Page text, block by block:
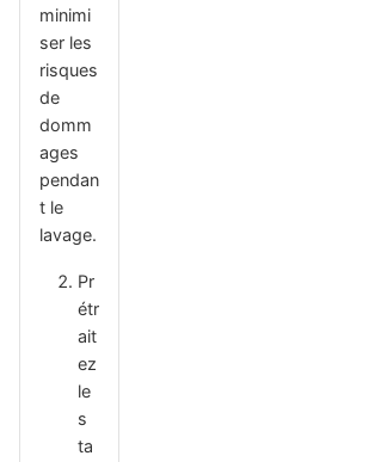
minimi
ser les
risques
de
domm
ages
pendan
t le
lavage.
Pr
étr
ait
ez
le
s
ta